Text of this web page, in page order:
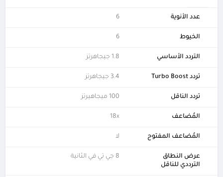
عدد الأنوية 6
الخيوط 6
التردد الأساسي 1.8 جيجاهرتز
تردد Turbo Boost 3.4 جيجاهرتز
تردد الناقل 100 ميجاهيرتز
المُضاعف 18x
المُضاعف المفتوح لا
عرض النطاق
الترددي للناقل
8 جي تي في الثانية